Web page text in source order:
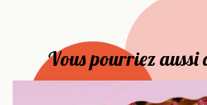
Vous pourriez aussi